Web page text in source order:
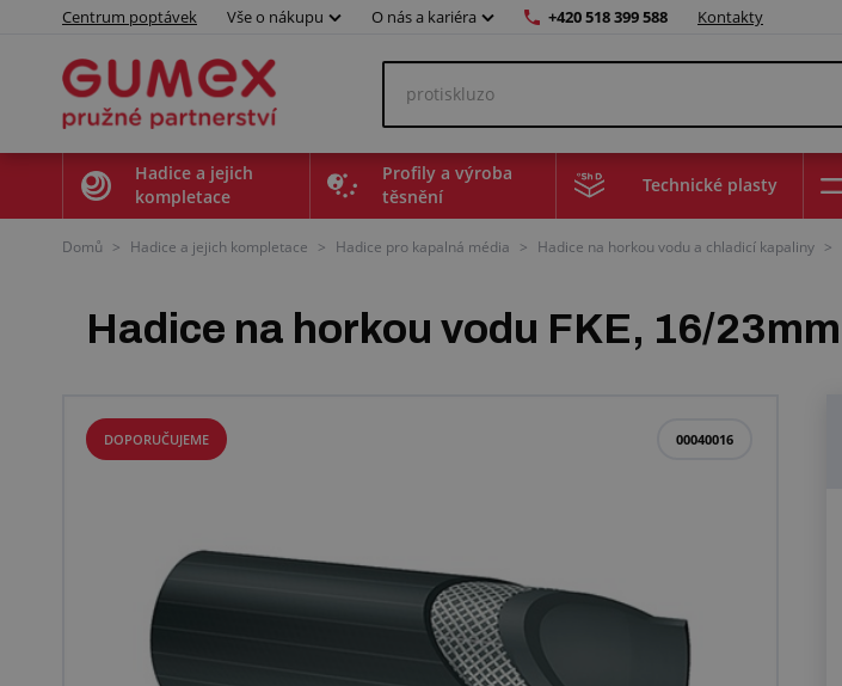
Centrum poptávek Vše o nákupu O nás a kariéra +420 518 399 588 Kontakty
Hadice a jejich
kompletace
Profily a výroba
těsnění
Technické plasty
Domů > Hadice a jejich kompletace > Hadice pro kapalná média > Hadice na horkou vodu a chladicí kapaliny >
Hadice na horkou vodu FKE, 16/23mm
00040016
DOPORUČUJEME